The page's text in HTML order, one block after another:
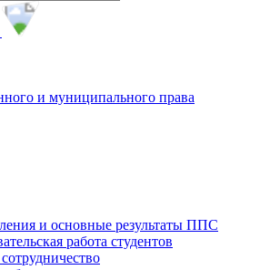
и муниципального права
и основные результаты ППС
работа студентов